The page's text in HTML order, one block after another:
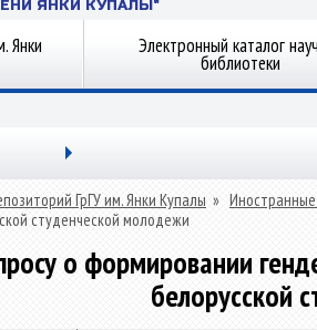
ЯНКИ КУПАЛЫ"
Янки Электронный каталог
библиотеки
ГрГУ им. Янки Купалы »
студенческой молодежи
о формировании
белорусской